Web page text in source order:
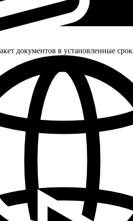
документов в установленные